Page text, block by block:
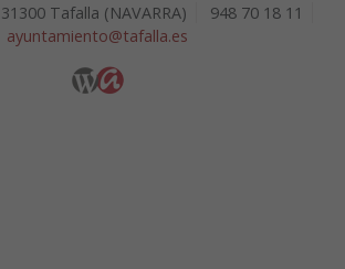
Tafalla (NAVARRA)
948 70 18 11
ayuntamiento@tafalla.es